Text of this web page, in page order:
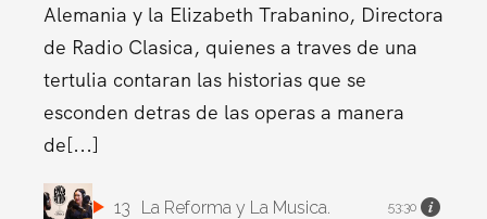
Alemania y la Elizabeth Trabanino, Directora
de Radio Clasica, quienes a traves de una
tertulia contaran las historias que se
esconden detras de las operas a manera
de[...]
13 La Reforma y La Musica. 53:30